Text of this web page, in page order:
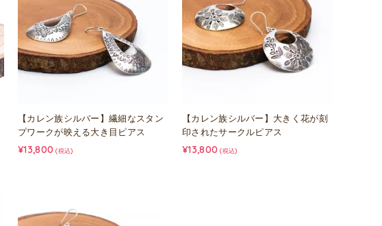
【カレン族シルバー】繊細なスタン
プワークが映える大き目ピアス
¥13,800 (税込)
【カレン族シルバー】大きく花が刻
印されたサークルピアス
¥13,800 (税込)